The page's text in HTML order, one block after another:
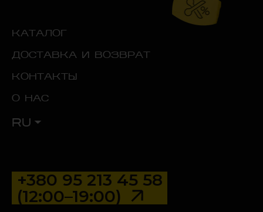
КАТАЛОГ
ДОСТАВКА И ВОЗВРАТ
КОНТАКТЫ
О НАС
RU
+380 95 213 45 58
(12:00–19:00)